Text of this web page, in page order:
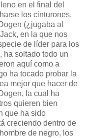
en el final del
los cinturones.
(¿jugaba al
en la que nos
de líder para los
ha soltado todo un
aquí como a
ha tocado probar la
mejor que hacer de
la cual ha
quieren bien
que ha sido
creciendo dentro de
de negro, los